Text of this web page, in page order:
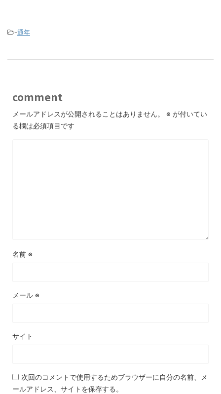
-通年
comment
メールアドレスが公開されることはありません。 ※ が付いてい
る欄は必須項目です
名前 ※
メール ※
サイト
次回のコメントで使用するためブラウザーに自分の名前、メ
ールアドレス、サイトを保存する。